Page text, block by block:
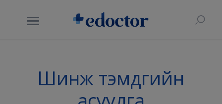
Шинж тэмдгийн